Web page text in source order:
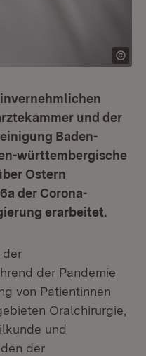
und der
Baden-
württembergische
Ostern
der Corona-
erarbeitet.
der
der Pandemie
von Patientinnen
Oralchirurgie,
und
der